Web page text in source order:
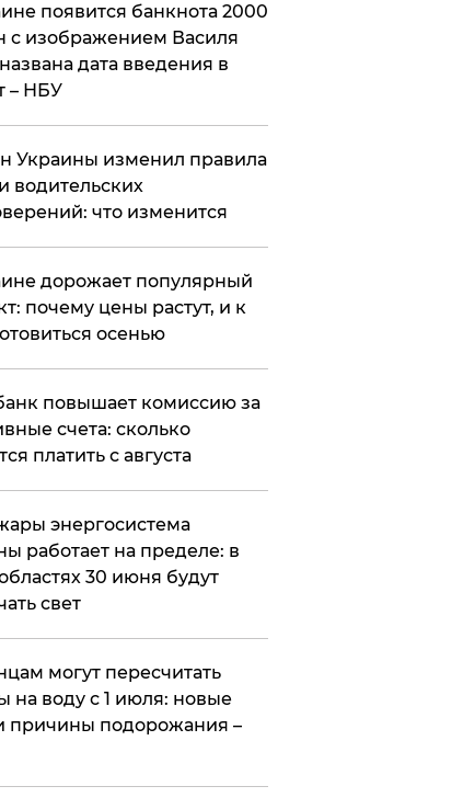
появится банкнота 2000
с изображением Василя
дата введения в
– НБУ
Украины изменил правила
водительских
что изменится
дорожает популярный
почему цены растут, и к
осенью
повышает комиссию за
счета: сколько
платить с августа
энергосистема
работает на пределе: в
30 июня будут
свет
могут пересчитать
на воду с 1 июля: новые
причины подорожания –